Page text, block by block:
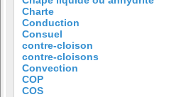
Charte
Conduction
Consuel
contre-cloison
contre-cloisons
Convection
COP
COS